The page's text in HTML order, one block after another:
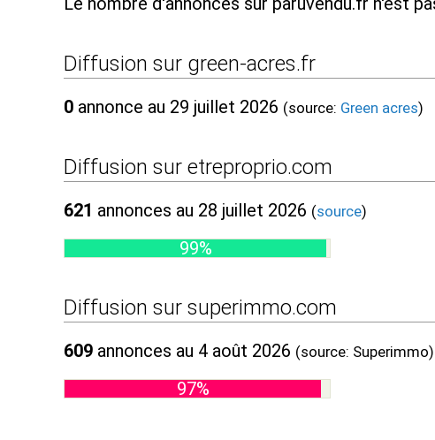
Diffusion sur green-acres.fr
0 annonce au 29 juillet 2026 (source: Green acres)
Diffusion sur etreproprio.com
621 annonces au 28 juillet 2026 (source)
99%
Diffusion sur superimmo.com
609 annonces au 4 août 2026 (source: Superimmo)
97%